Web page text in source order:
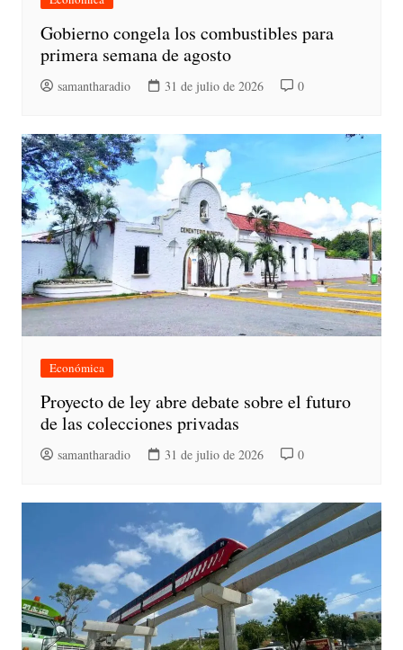
Gobierno congela los combustibles para
primera semana de agosto
samantharadio 31 de julio de 2026 0
Económica
Proyecto de ley abre debate sobre el futuro
de las colecciones privadas
samantharadio 31 de julio de 2026 0